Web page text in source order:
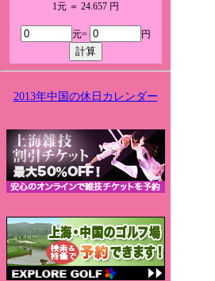
1元 ＝ 24.657 円
元= 円
2013年中国の休日カレンダー